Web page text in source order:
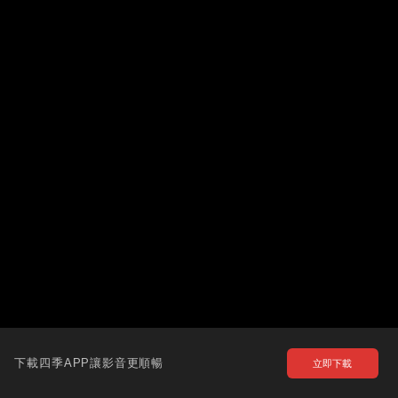
下載四季APP讓影音更順暢 立即下載